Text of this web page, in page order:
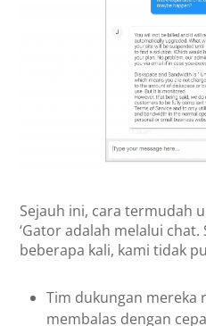
Sejauh ini, cara termudah
‘Gator adalah melalui
beberapa kali, kami tidak
Tim dukungan mereka
membalas dengan